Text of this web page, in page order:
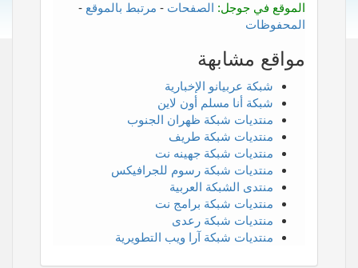
الموقع في جوجل: الصفحات - مرتبط بالموقع -
المحفوظات
مواقع مشابهة
شبكة عربيانو الإخبارية
شبكة أنا مسلم أون لاين
منتديات شبكة ظهران الجنوب
منتديات شبكة طريف
منتديات شبكة جهينه نت
منتديات شبكة رسوم للجرافيكس
منتدى الشبكة العربية
منتديات شبكة برامج نت
منتديات شبكة رعدى
منتديات شبكة آرا ويب التطويرية